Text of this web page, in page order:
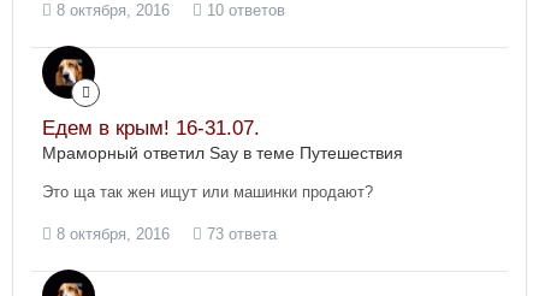
8 октября, 2016 10 ответов
Едем в крым! 16-31.07.
Мраморный ответил Say в теме Путешествия
Это ща так жен ищут или машинки продают?
8 октября, 2016 73 ответа